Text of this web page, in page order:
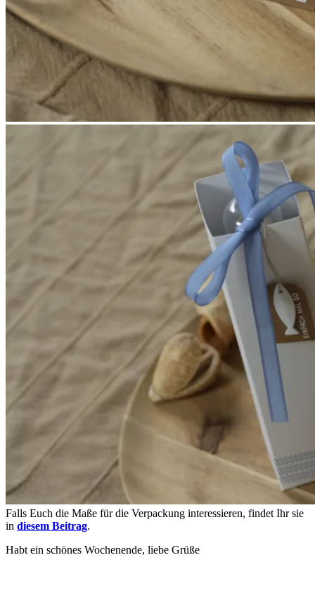
Falls Euch die Maße für die Verpackung interessieren, findet Ihr sie
in diesem Beitrag.
Habt ein schönes Wochenende, liebe Grüße